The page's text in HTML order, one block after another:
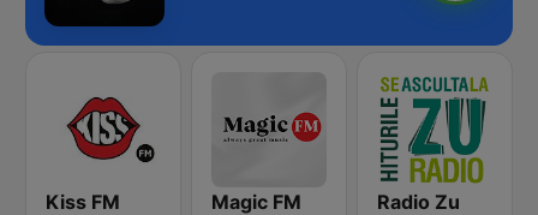
Kiss FM Magic FM Radio Zu